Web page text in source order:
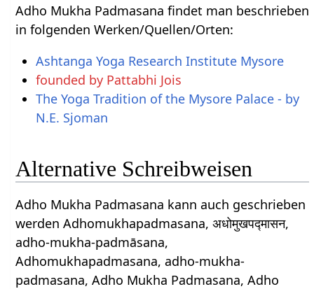
Adho Mukha Padmasana findet man beschrieben
in folgenden Werken/Quellen/Orten:
Ashtanga Yoga Research Institute Mysore
founded by Pattabhi Jois
The Yoga Tradition of the Mysore Palace - by
N.E. Sjoman
Alternative Schreibweisen
Adho Mukha Padmasana kann auch geschrieben
werden Adhomukhapadmasana, अधोमुखपद्मासन,
adho-mukha-padmāsana,
Adhomukhapadmasana, adho-mukha-
padmasana, Adho Mukha Padmasana, Adho